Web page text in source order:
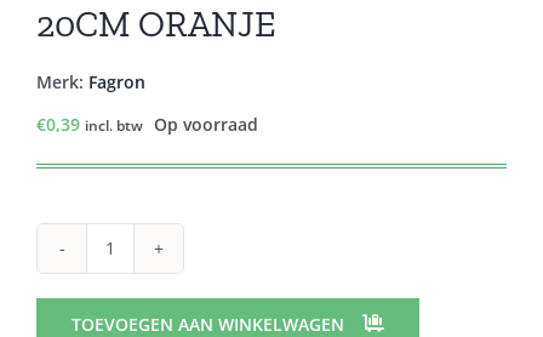
20CM ORANJE
Merk: Fagron
€0,39 incl. btw Op voorraad
MEDICOPLAST
NELATON
TOEVOEGEN AAN WINKELWAGEN